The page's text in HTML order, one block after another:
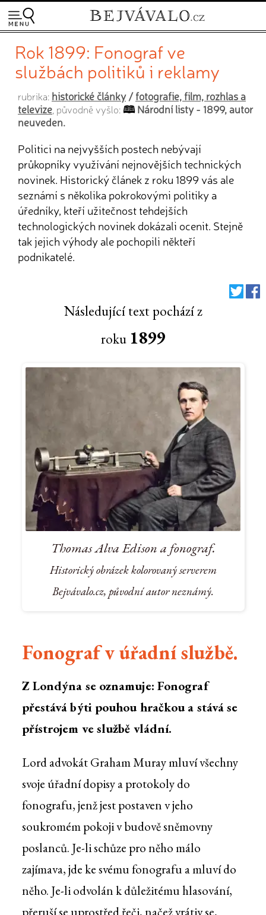
Rok 1899: Fonograf ve
službách politiků i reklamy
rubrika: historické články/fotografie, film, rozhlas a
televize , původně vyšlo:
Národní listy - 1899, autor
neuveden.
Politici na nejvyšších postech nebývají
průkopníky využívání nejnovějších technických
novinek. Historický článek z roku 1899 vás ale
seznámí s několika pokrokovými politiky a
úředníky, kteří užitečnost tehdejších
technologických novinek dokázali ocenit. Stejně
tak jejich výhody ale pochopili někteří
podnikatelé.
Následující text pochází z
roku 1899
Thomas Alva Edison a fonograf.
Historický obrázek kolorovaný serverem
Bejvávalo.cz, původní autor neznámý.
Fonograf v úřadní službě.
Z Londýna se oznamuje: Fonograf
přestává býti pouhou hračkou a stává se
přístrojem ve službě vládní.
Lord advokát Graham Muray mluví všechny
svoje úřadní dopisy a protokoly do
fonografu, jenž jest postaven v jeho
soukromém pokoji v budově sněmovny
poslanců. Je-li schůze pro něho málo
zajímava, jde ke svému fonografu a mluví do
něho. Je-li odvolán k důležitému hlasování,
přeruší se uprostřed řeči, načež vrátiv se,